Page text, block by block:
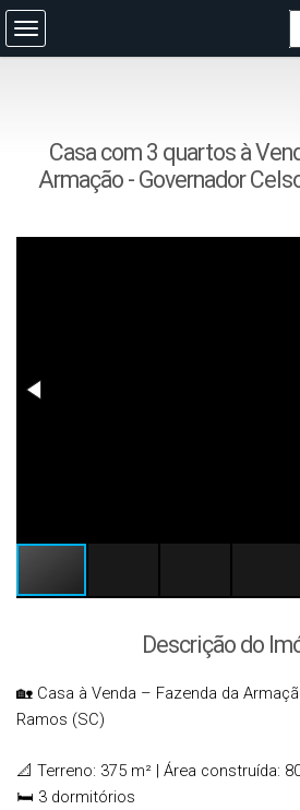
Casa com 3 quartos à
Armação - Governador
Descrição do
🏡 Casa à Venda – Fazenda da
Ramos (SC)
📐 Terreno: 375 m² | Área construída:
🛏 3 dormitórios